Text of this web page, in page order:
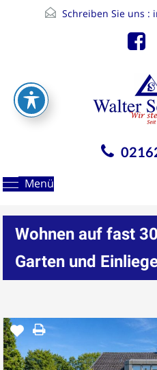
Schreiben Sie uns :
Menü
Wohnen auf fast
Garten und